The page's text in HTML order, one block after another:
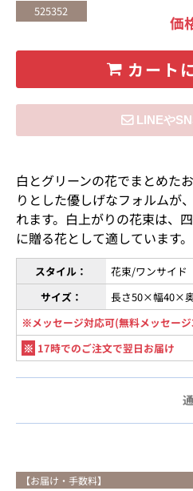
525352
価
カート
住所を知らない相
白とグリーンの花でまとめた
りとした優しげなフォルムが
れます。白上がりの花束は、
に贈る花として適しています。
スタイル：
花束/ワンサイド
サイズ：
長さ50×幅40×
※メッセージ対応可(無料メッセー
※ 17時でのご注文で翌日お届け
【お届け・手数料】